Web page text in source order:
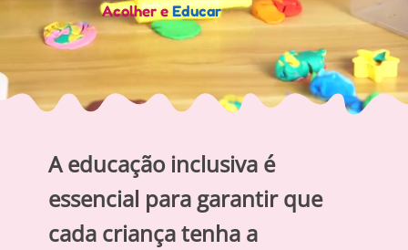
A educação inclusiva é
essencial para garantir que
cada criança tenha a
Acolher eEducar